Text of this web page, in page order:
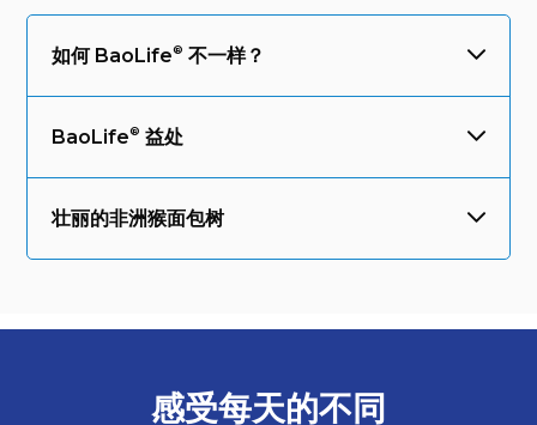
如何 BaoLife 不一样？
BaoLife 益处
壮丽的非洲猴面包树
感受每天的不同